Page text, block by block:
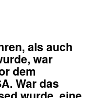
als auch
war
dem
War das